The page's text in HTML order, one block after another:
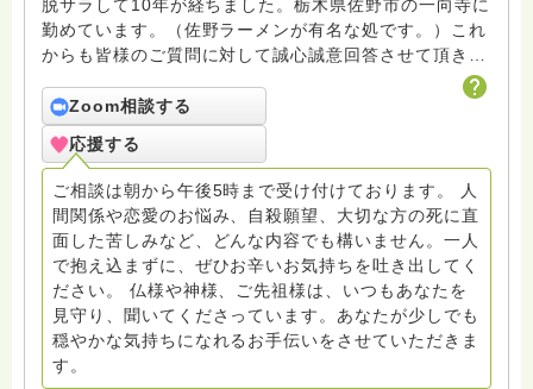
脱サラして10年が経ちました。栃木県佐野市の一向寺に
勤めています。（佐野ラーメンが有名な処です。）これ
からも皆様のご質問に対して誠心誠意回答させて頂きた
いと存じます。まだまだ修行中の身ですので至らぬ点あ
ろうかとは存じますが共に精進して参りましょうね。お
寺にもお気軽に遊びに来てください。
Zoom相談する
応援する
ご相談は朝から午後5時まで受け付けております。 人
間関係や恋愛のお悩み、自殺願望、大切な方の死に直
面した苦しみなど、どんな内容でも構いません。一人
で抱え込まずに、ぜひお辛いお気持ちを吐き出してく
ださい。 仏様や神様、ご先祖様は、いつもあなたを
見守り、聞いてくださっています。あなたが少しでも
穏やかな気持ちになれるお手伝いをさせていただきま
す。